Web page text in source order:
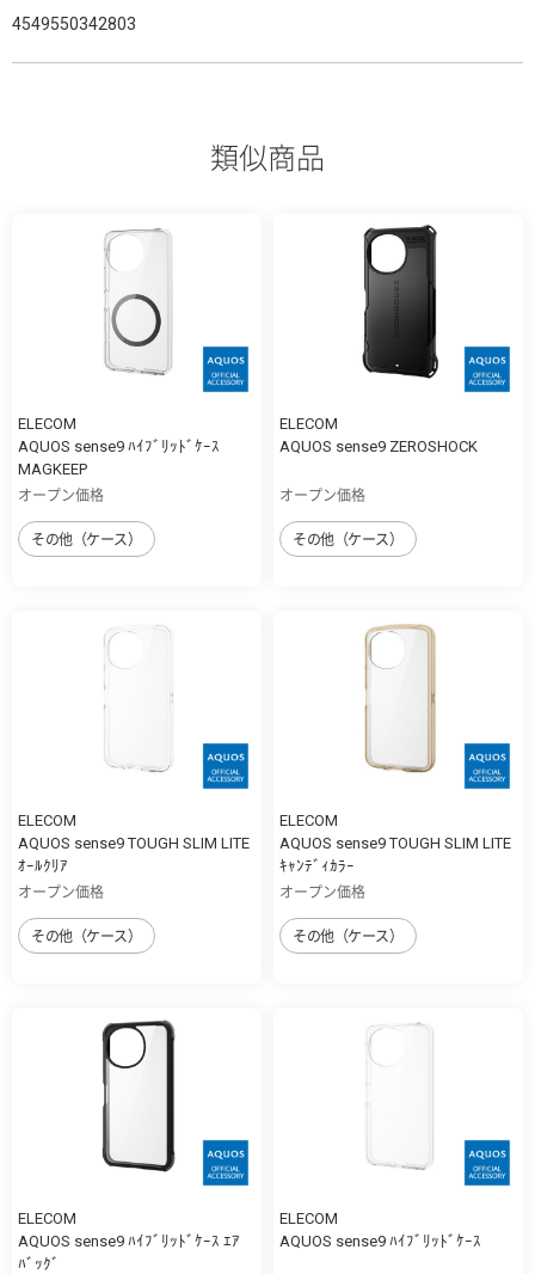
4549550342803
類似商品
ELECOM
AQUOS sense9 ﾊｲﾌﾞﾘｯﾄﾞｹｰｽ
MAGKEEP
オープン価格
その他（ケース）
ELECOM
AQUOS sense9 ZEROSHOCK
オープン価格
その他（ケース）
ELECOM
AQUOS sense9 TOUGH SLIM LITE
ｵｰﾙｸﾘｱ
オープン価格
その他（ケース）
ELECOM
AQUOS sense9 TOUGH SLIM LITE
ｷｬﾝﾃﾞｨｶﾗｰ
オープン価格
その他（ケース）
ELECOM
AQUOS sense9 ﾊｲﾌﾞﾘｯﾄﾞｹｰｽ ｴｱ
ﾊﾞｯｸﾞ
ELECOM
AQUOS sense9 ﾊｲﾌﾞﾘｯﾄﾞｹｰｽ